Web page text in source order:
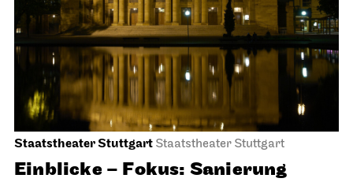
19:00 - 20:30